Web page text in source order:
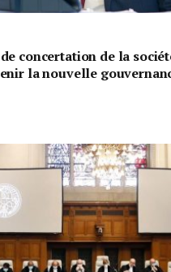
concertation de la
la nouvelle